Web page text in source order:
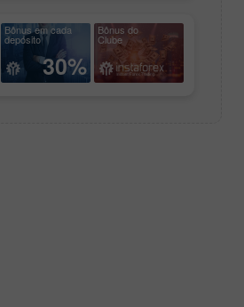
Bônus em cada
depósito
30%
Bônus do
Clube